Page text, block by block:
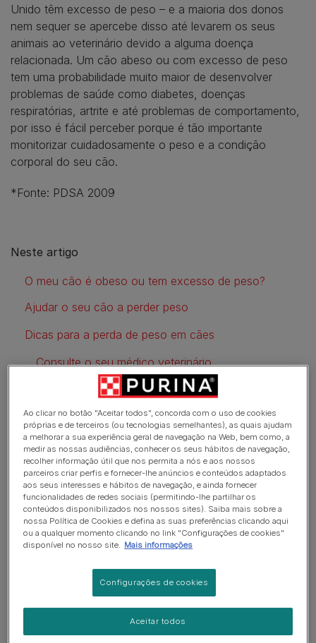
Unido têm excesso de peso – e a maioria dos donos
nem sequer se apercebe disso até levarem os seus
animais ao veterinário devido a alguma doença
relacionada. Um cão abeso ou com excesso de peso
tem uma probabilidade muito maior de desenvolver
problemas de saúde como diabetes, doenças
respiratórias, artrite e até problemas de comportamento,
por isso é fácil perceber porque é tão importante
monitorizar cuidadosamente o peso e a condição
corporal do seu cão.
*Fonte: PDSA 2009
Neste artigo
O meu cão é obeso ou tem excesso de peso?
Ajudar o seu cão a perder peso
Dicas para a perda de peso em cães
Consulte o seu médico veterinário
Ração Light para cães
Sem dietas radicais
Atividades para cães: aumentar o exercício físico
Dicas de atividades para cães
Seja paciente
Marcas da Purina para cães com excesso de peso
O meu cão é obeso ou tem
excesso de peso?
Ao clicar no botão "Aceitar todos", concorda com o uso de cookies
próprias e de terceiros (ou tecnologias semelhantes), as quais ajudam
a melhorar a sua experiência geral de navegação na Web, bem como, a
medir as nossas audiências, conhecer os seus hábitos de navegação,
recolher informação útil que nos permita a nós e aos nossos
parceiros criar perfis e fornecer-lhe anúncios e conteúdos adaptados
aos seus interesses e hábitos de navegação, e ainda fornecer
funcionalidades de redes sociais (permitindo-lhe partilhar os
conteúdos disponibilizados nos nossos sites). Saiba mais sobre a
nossa Política de Cookies e defina as suas preferências clicando aqui
ou a qualquer momento clicando no link "Configurações de cookies"
disponível no nosso site.
Mais informações
Configurações de cookies
Aceitar todos